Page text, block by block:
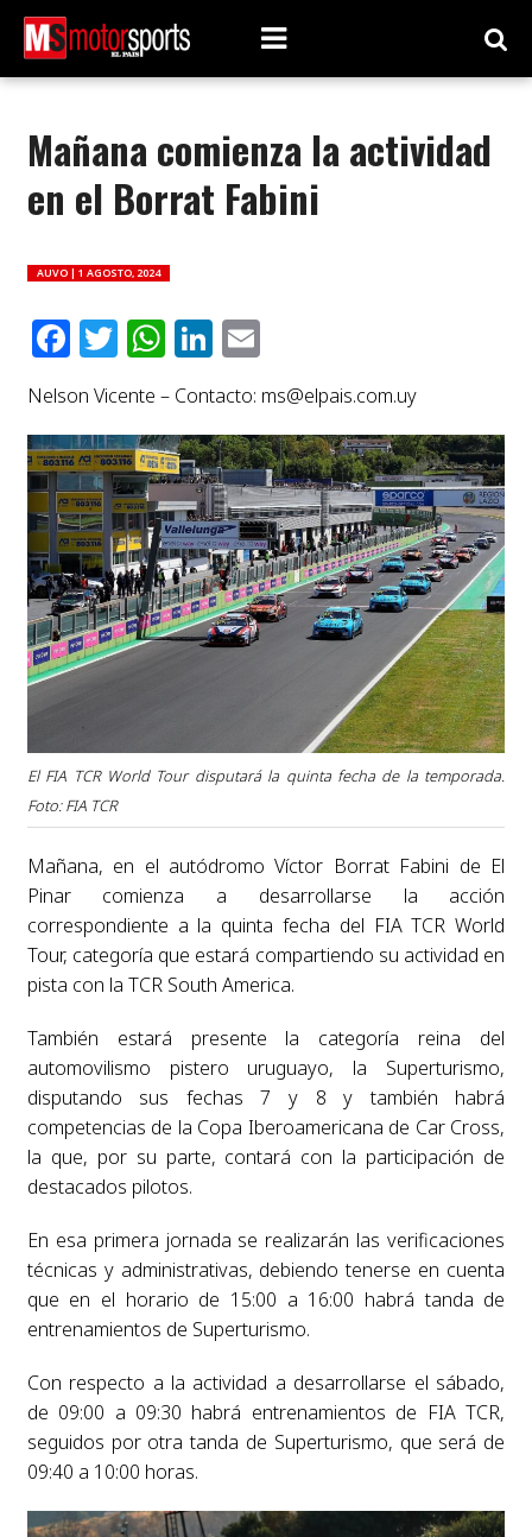
Mañana comienza la actividad
en el Borrat Fabini
AUVO | 1 AGOSTO, 2024
Facebook
Twitter
WhatsApp
LinkedIn
Email
Nelson Vicente – Contacto: ms@elpais.com.uy
El FIA TCR World Tour disputará la quinta fecha de la temporada.
Foto: FIA TCR
Mañana, en el autódromo Víctor Borrat Fabini de El
Pinar comienza a desarrollarse la acción
correspondiente a la quinta fecha del FIA TCR World
Tour, categoría que estará compartiendo su actividad en
pista con la TCR South America.
También estará presente la categoría reina del
automovilismo pistero uruguayo, la Superturismo,
disputando sus fechas 7 y 8 y también habrá
competencias de la Copa Iberoamericana de Car Cross,
la que, por su parte, contará con la participación de
destacados pilotos.
En esa primera jornada se realizarán las verificaciones
técnicas y administrativas, debiendo tenerse en cuenta
que en el horario de 15:00 a 16:00 habrá tanda de
entrenamientos de Superturismo.
Con respecto a la actividad a desarrollarse el sábado,
de 09:00 a 09:30 habrá entrenamientos de FIA TCR,
seguidos por otra tanda de Superturismo, que será de
09:40 a 10:00 horas.